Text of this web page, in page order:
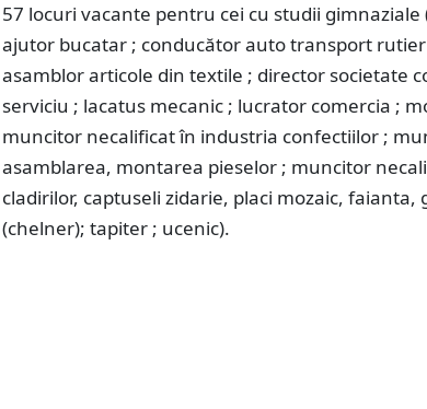
57 locuri vacante pentru cei cu studii
ajutor bucatar ; conducător auto transport
asamblor articole din textile ; director societate
serviciu ; lacatus mecanic ; lucrator comercia ;
muncitor necalificat în industria confectiilor ;
asamblarea, montarea pieselor ; muncitor
cladirilor, captuseli zidarie, placi mozaic,
(chelner); tapiter ; ucenic).